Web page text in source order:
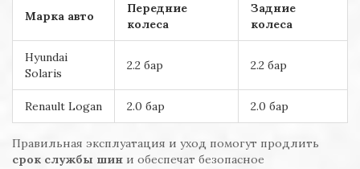
Марка авто
Передние
колеса
Задние
колеса
Hyundai
Solaris
2.2 бар 2.2 бар
Renault Logan 2.0 бар 2.0 бар
Правильная эксплуатация и уход помогут продлить
срок службы шин и обеспечат безопасное